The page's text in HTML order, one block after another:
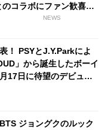
のコラボにファン歓喜！
…共同制作者が明かすジ
NEWS
！ PSYとJ.Y.Parkによ
」から誕生したボーイ
17日に待望のデビュー
ジョングクのルック